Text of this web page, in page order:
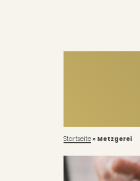
Startseite» Metzgerei